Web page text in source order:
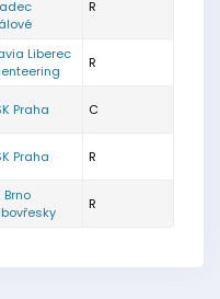
R
Liberec
R
Praha C
Praha R
Brno
R